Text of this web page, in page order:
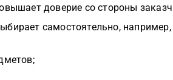
доверие со стороны
самостоятельно,